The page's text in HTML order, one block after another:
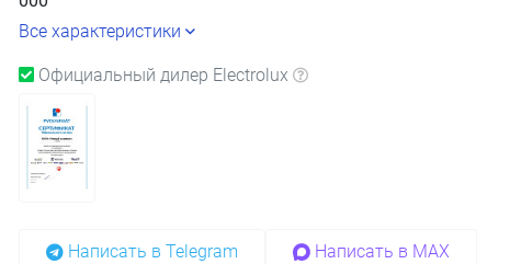
Все характеристики
Официальный дилер Electrolux
Написать в Telegram Написать в MAX